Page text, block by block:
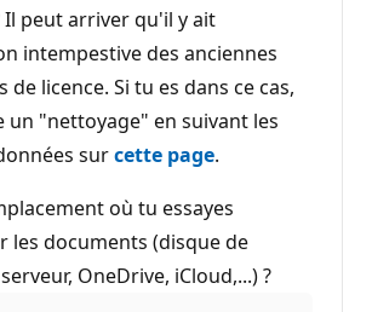
Il peut arriver qu'il y ait
intempestive des anciennes
licence. Si tu es dans ce cas,
un "nettoyage" en suivant les
surcette page.
où tu essayes
les documents (disque de
OneDrive, iCloud,...) ?